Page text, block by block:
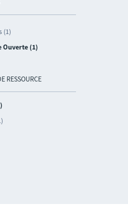
(1)
Ouverte (1)
RESSOURCE